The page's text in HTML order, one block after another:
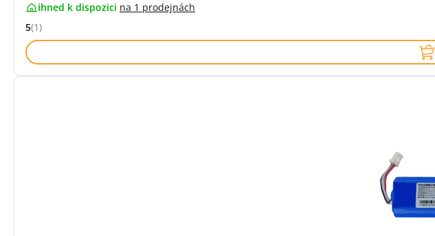
ihned k dispozici na 1 prodejnách
Hodnocení: 5 z 5 (1 recenzí)
5(1)